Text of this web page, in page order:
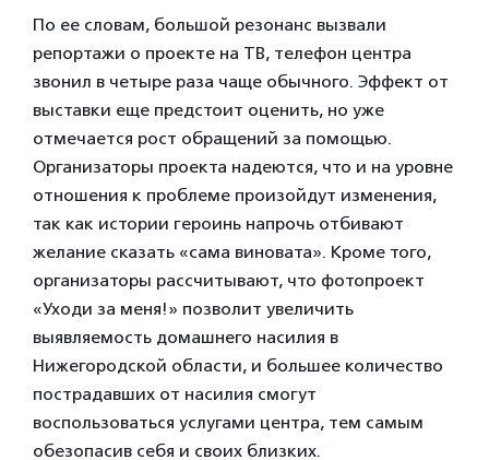
По ее словам, большой резонанс вызвали
репортажи о проекте на ТВ, телефон центра
звонил в четыре раза чаще обычного. Эффект от
выставки еще предстоит оценить, но уже
отмечается рост обращений за помощью.
Организаторы проекта надеются, что и на уровне
отношения к проблеме произойдут изменения,
так как истории героинь напрочь отбивают
желание сказать «сама виновата». Кроме того,
организаторы рассчитывают, что фотопроект
«Уходи за меня!» позволит увеличить
выявляемость домашнего насилия в
Нижегородской области, и большее количество
пострадавших от насилия смогут
воспользоваться услугами центра, тем самым
обезопасив себя и своих близких.